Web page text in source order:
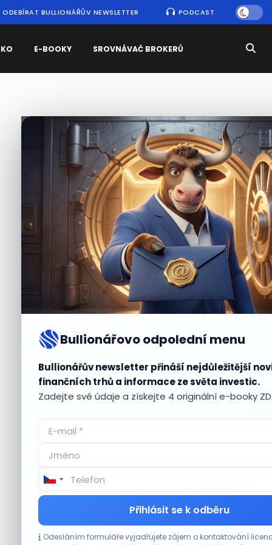
ODEBÍRAT BULLIONÁŘŮV NEWSLETTER PODCAST
E-BOOKY SROVNÁVAČ BROKERŮ
Bullionářovo odpolední menu
Bullionářův newsletter přináší nejdůležitější
finančních trhů a informace ze světa investic.
Zadejte své údaje a získejte 4 originální e-booky
Přihlásit se k odběru
Odesláním formuláře vyjadřujete zájem o kontaktování
Nejčtenějšízprávy
Aktuálnípříležitosti
Výsledky společností jsou silné. Proč to